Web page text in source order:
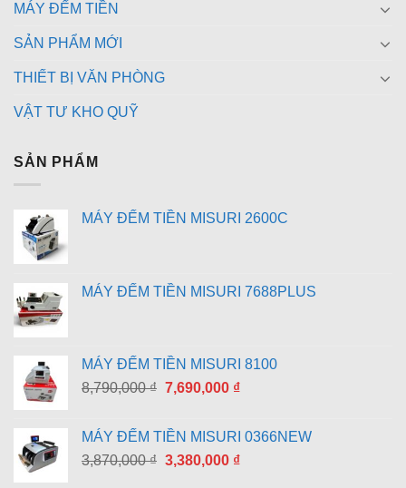
MÁY ĐẾM TIỀN
SẢN PHẨM MỚI
THIẾT BỊ VĂN PHÒNG
VẬT TƯ KHO QUỸ
SẢN PHẨM
MÁY ĐẾM TIỀN MISURI 2600C
MÁY ĐẾM TIỀN MISURI 7688PLUS
MÁY ĐẾM TIỀN MISURI 8100
8,790,000₫ Giá
là:
8,790,000 ₫.
7,690,000 ₫Giá
là:
7,690,000 ₫.
MÁY ĐẾM TIỀN MISURI 0366NEW
3,870,000₫ Giá
3,380,000 ₫Giá